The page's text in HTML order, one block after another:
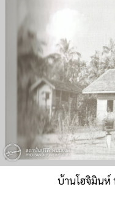
บ้านโฮจิมินห์